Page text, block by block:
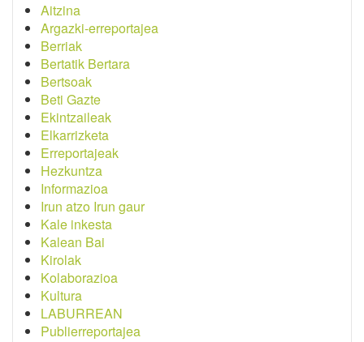
Aitzina
Argazki-erreportajea
Berriak
Bertatik Bertara
Bertsoak
Beti Gazte
Ekintzaileak
Elkarrizketa
Erreportajeak
Hezkuntza
Informazioa
Irun atzo Irun gaur
Kale inkesta
Kalean Bai
Kirolak
Kolaborazioa
Kultura
LABURREAN
Publierreportajea